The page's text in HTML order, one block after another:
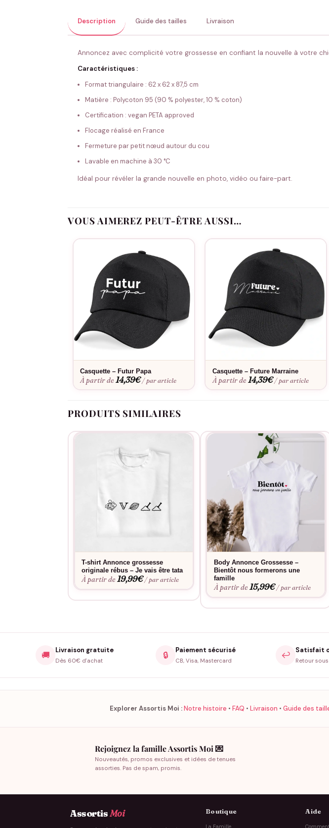
Description Guide des tailles Livraison
Annoncez avec complicité votre grossesse en confiant la nouvelle à votre
Caractéristiques :
Format triangulaire : 62 x 62 x 87,5 cm
Matière : Polycoton 95 (90 % polyester, 10 % coton)
Certification : vegan PETA approved
Flocage réalisé en France
Fermeture par petit nœud autour du cou
Lavable en machine à 30 °C
Idéal pour révéler la grande nouvelle en photo, vidéo ou faire-part.
VOUS AIMEREZ PEUT-ÊTRE AUSSI…
Casquette – Futur Papa
À partir de14,39€ / par article
Casquette – Future Marraine
À partir de14,39€ / par article
PRODUITS SIMILAIRES
T-shirt Annonce grossesse
originale rébus – Je vais être tata
À partir de19,99€ / par article
Body Annonce Grossesse –
Bientôt nous formerons une
famille
À partir de15,99€ / par article
🚚 Livraison gratuite
Dès 60€ d'achat
🔒 Paiement sécurisé
CB, Visa, Mastercard
↩️ Satisfait
Retour
Explorer Assortis Moi :Notre histoire • FAQ • Livraison • Guide des
Rejoignez la famille Assortis Moi 💌
Nouveautés, promos exclusives et idées de tenues
assorties. Pas de spam, promis.
AssortisMoi Boutique Aide